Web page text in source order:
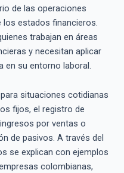
de las operaciones
los estados financieros.
trabajan en áreas
y necesitan aplicar
en su entorno laboral.
situaciones cotidianas
fijos, el registro de
por ventas o
de pasivos. A través del
se explican con ejemplos
colombianas,